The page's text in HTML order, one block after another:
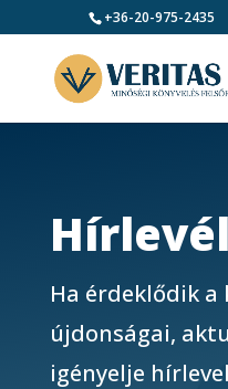
+36-20-975-2435
Hírlevél
Ha érdeklődik a
újdonságai,
igényelje